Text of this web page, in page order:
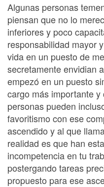
Algunas personas
piensan que no lo
inferiores y poco
responsabilidad mayor
vida en un puesto de
secretamente envidian
empezó en un puesto
cargo más importante
personas pueden
favoritismo con ese
ascendido y al que
realidad es que han
incompetencia en tu
postergando tareas
propuesto para ese